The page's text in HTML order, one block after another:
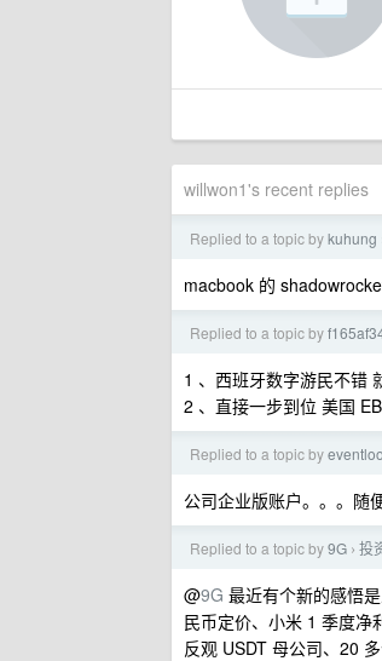
willwon1's recent replies
Replied to a topic bykuhung
macbook 的
Replied to a topic by
1 、西班牙数字游民不错
2 、直接一步到位 美国
Replied to a topic by
公司企业版账户。。。随
Replied to a topic by9G › 投
@9G 最近有个新的感悟
民币定价、小米 1 季度净
反观 USDT 母公司、20